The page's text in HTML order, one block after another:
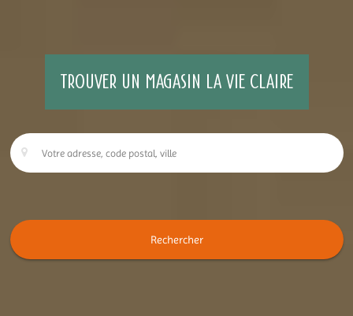
TROUVER UN MAGASIN LA VIE CLAIRE
Rechercher